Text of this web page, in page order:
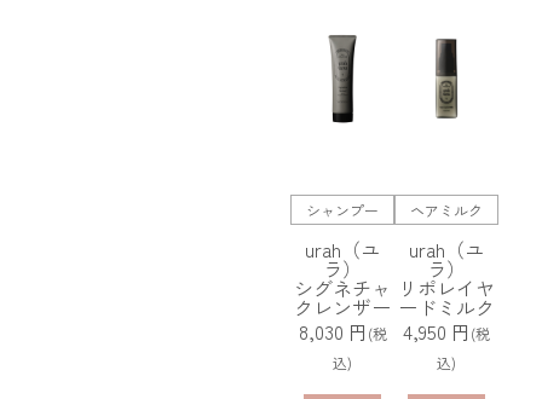
シャンプー
urah（ユ
ラ）
シグネチャ
クレンザー
8,030 円 (税
込)
ヘアミルク
urah（ユ
ラ）
リポレイヤ
ードミルク
4,950 円 (税
込)